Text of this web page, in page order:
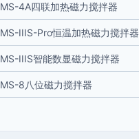
MS-4A四联加热磁力搅拌器
MS-IIIS-Pro恒温加热磁力搅拌器
MS-IIIS智能数显磁力搅拌器
MS-8八位磁力搅拌器